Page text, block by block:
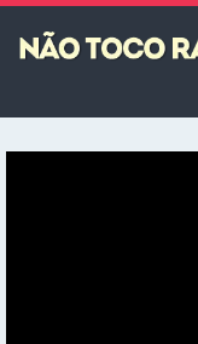
Equipe